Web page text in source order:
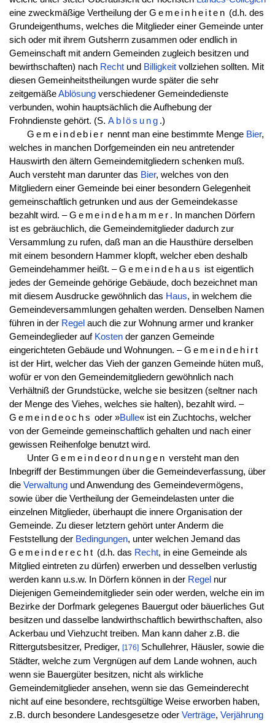
eine zweckmäßige Vertheilung der Gemeinheiten (d.h. des
Grundeigenthums, welches die Mitglieder einer Gemeinde unter
sich oder mit ihrem Gutsherrn zusammen oder endlich in
Gemeinschaft mit andern Gemeinden zugleich besitzen und
bewirthschaften) nach Rechtund Billigkeitvollziehen sollten. Mit
diesen Gemeinheitstheilungen wurde später die sehr
zeitgemäßeAblösungverschiedener Gemeindedienste
verbunden, wohin hauptsächlich die Aufhebung der
Frohndienste gehört. (S. Ablösung .)
Gemeindebier nennt man eine bestimmte Menge Bier,
welches in manchen Dorfgemeinden ein neu antretender
Hauswirth den ältern Gemeindemitgliedern schenken muß.
Auch versteht man darunter das Bier, welches von den
Mitgliedern einer Gemeinde bei einer besondern Gelegenheit
gemeinschaftlich getrunken und aus der Gemeindekasse
bezahlt wird. –Gemeindehammer . In manchen Dörfern
ist es gebräuchlich, die Gemeindemitglieder dadurch zur
Versammlung zu rufen, daß man an die Hausthüre derselben
mit einem besondern Hammer klopft, welcher eben deshalb
Gemeindehammer heißt. –Gemeindehaus ist eigentlich
jedes der Gemeinde gehörige Gebäude, doch bezeichnet man
mit diesem Ausdrucke gewöhnlich das Haus, in welchem die
Gemeindeversammlungen gehalten werden. Denselben Namen
führen in der Regel auch die zur Wohnung armer und kranker
Gemeindeglieder auf Kostender ganzen Gemeinde
eingerichteten Gebäude und Wohnungen. –Gemeindehirt
ist der Hirt, welcher das Vieh der ganzen Gemeinde hüten muß,
wofür er von den Gemeindemitgliedern gewöhnlich nach
Verhältniß der Grundstücke, welche sie besitzen (seltner nach
der Menge des Viehes, welches sie halten), bezahlt wird. –
Gemeindeochs oder »Bulle« ist ein Zuchtochs, welcher
von der Gemeinde gemeinschaftlich gehalten und nach einer
gewissen Reihenfolge benutzt wird.
Unter Gemeindeordnungen versteht man den
Inbegriff der Bestimmungen über die Gemeindeverfassung, über
die Verwaltungund Anwendung des Gemeindevermögens,
sowie über die Vertheilung der Gemeindelasten unter die
einzelnen Mitglieder, überhaupt die innere Organisation der
Gemeinde. Zu dieser letztern gehört unter Anderm die
Feststellung der Bedingungen, unter welchen Jemand das
Gemeinderecht (d.h. das Recht, in eine Gemeinde als
Mitglied eintreten zu dürfen) erwerben und desselben verlustig
werden kann u.s.w. In Dörfern können in der Regel nur
Diejenigen Gemeindemitglieder sein oder werden, welche ein im
Bezirke der Dorfmark gelegenes Bauergut oder bäuerliches Gut
besitzen und dasselbe landwirthschaftlich bewirthschaften, also
Ackerbau und Viehzucht treiben. Man kann daher z.B. die
Rittergutsbesitzer, Prediger, [176]Schullehrer, Häusler, sowie die
Städter, welche zum Vergnügen auf dem Lande wohnen, auch
wenn sie Bauergüter besitzen, nicht als wirkliche
Gemeindemitglieder ansehen, wenn sie das Gemeinderecht
nicht auf eine besondere, rechtsgültige Weise erworben haben,
z.B. durch besondere Landesgesetze oder Verträge, Verjährung